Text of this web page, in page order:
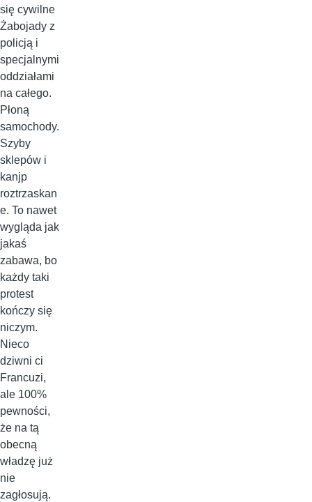
się cywilne
Żabojady z
policją i
specjalnymi
oddziałami
na całego.
Płoną
samochody.
Szyby
sklepów i
kanjp
roztrzaskan
e. To nawet
wygląda jak
jakaś
zabawa, bo
każdy taki
protest
kończy się
niczym.
Nieco
dziwni ci
Francuzi,
ale 100%
pewności,
że na tą
obecną
władzę już
nie
zagłosują.